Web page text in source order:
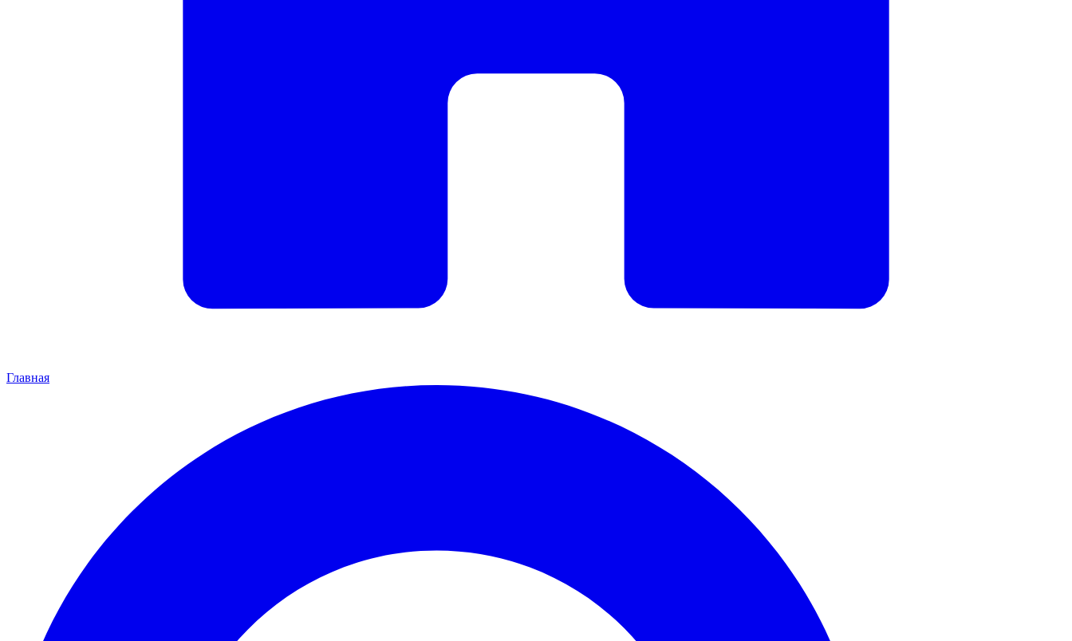
Главная